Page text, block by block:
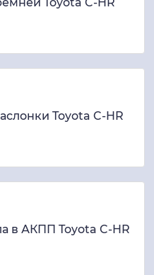
Toyota C-HR
в АКПП Toyota C-HR